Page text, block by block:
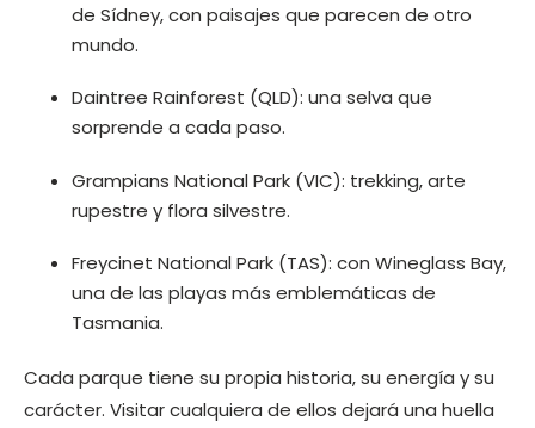
de Sídney, con paisajes que parecen de otro
mundo.
Daintree Rainforest (QLD): una selva que
sorprende a cada paso.
Grampians National Park (VIC): trekking, arte
rupestre y flora silvestre.
Freycinet National Park (TAS): con Wineglass Bay,
una de las playas más emblemáticas de
Tasmania.
Cada parque tiene su propia historia, su energía y su
carácter. Visitar cualquiera de ellos dejará una huella